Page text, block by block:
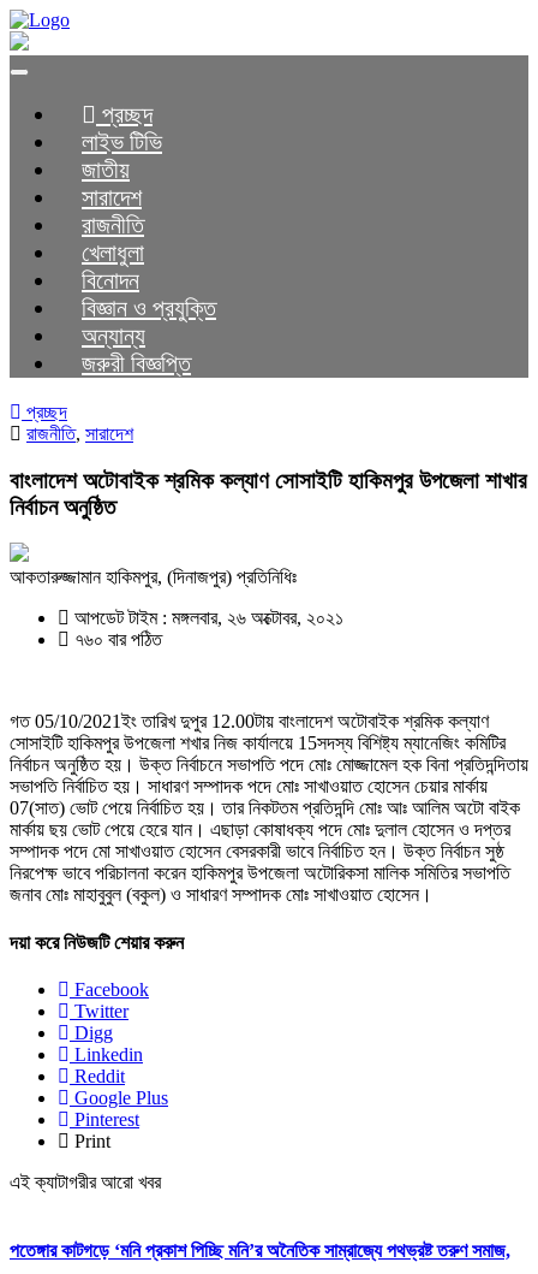
Toggle
প্রচ্ছদ
লাইভ টিভি
জাতীয়
সারাদেশ
রাজনীতি
খেলাধুলা
বিনোদন
বিজ্ঞান ও প্রযুক্তি
অন্যান্য
জরুরী বিজ্ঞপ্তি
প্রচ্ছদ
রাজনীতি, সারাদেশ
বাংলাদেশ অটোবাইক শ্রমিক কল্যাণ সোসাইটি হাকিমপুর উপজেলা শাখার
নির্বাচন অনুষ্ঠিত
আকতারুজ্জামান হাকিমপুর, (দিনাজপুর) প্রতিনিধিঃ
আপডেট টাইম : মঙ্গলবার, ২৬ অক্টোবর, ২০২১
৭৬০ বার পঠিত
গত 05/10/2021ইং তারিখ দুপুর 12.00টায় বাংলাদেশ অটোবাইক শ্রমিক কল্যাণ
সোসাইটি হাকিমপুর উপজেলা শখার নিজ কার্যালয়ে 15সদস্য বিশিষ্ট্য ম্যানেজিং কমিটির
নির্বাচন অনুষ্ঠিত হয়। উক্ত নির্বাচনে সভাপতি পদে মোঃ মোজ্জামেল হক বিনা প্রতিদন্দিতায়
সভাপতি নির্বাচিত হয়। সাধারণ সম্পাদক পদে মোঃ সাখাওয়াত হোসেন চেয়ার মার্কায়
07(সাত) ভোট পেয়ে নির্বাচিত হয়। তার নিকটতম প্রতিদন্দি মোঃ আঃ আলিম অটো বাইক
মার্কায় ছয় ভোট পেয়ে হেরে যান। এছাড়া কোষাধক্য পদে মোঃ দুলাল হোসেন ও দপ্তর
সম্পাদক পদে মো সাখাওয়াত হোসেন বেসরকারী ভাবে নির্বাচিত হন। উক্ত নির্বাচন সুষ্ঠ
নিরপেক্ষ ভাবে পরিচালনা করেন হাকিমপুর উপজেলা অটোরিকসা মালিক সমিতির সভাপতি
জনাব মোঃ মাহাবুবুল (বকুল) ও সাধারণ সম্পাদক মোঃ সাখাওয়াত হোসেন।
দয়া করে নিউজটি শেয়ার করুন
Facebook
Twitter
Digg
Linkedin
Reddit
Google Plus
Pinterest
Print
এই ক্যাটাগরীর আরো খবর
পতেঙ্গার কাটগড়ে ‘মনি প্রকাশ পিচ্ছি মনি’র অনৈতিক সাম্রাজ্যে পথভ্রষ্ট তরুণ সমাজ,